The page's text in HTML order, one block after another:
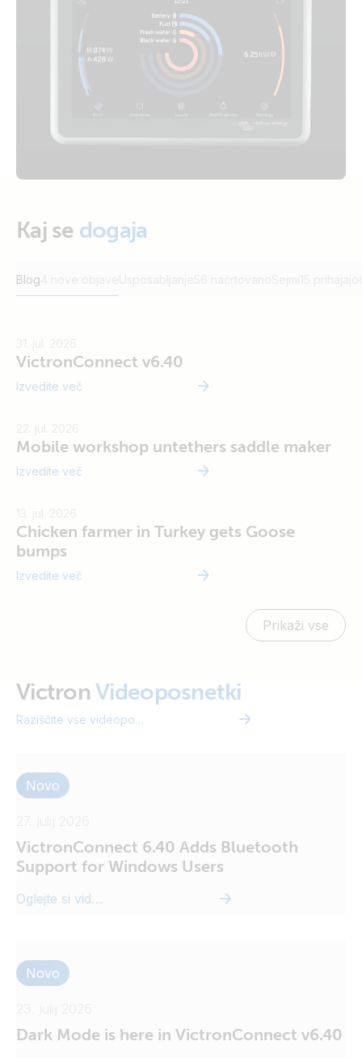
Kaj se dogaja
Blog
VictronConnect v6.40
Izvedite več
Mobile workshop untethers saddle maker
Izvedite več
Chicken farmer in Turkey gets Goose
bumps
Izvedite več
Prikaži vse
VictronVideoposnetki
Raziščite vse videoposnetke
Novo
VictronConnect 6.40 Adds Bluetooth
Support for Windows Users
Oglejte si video
Novo
Dark Mode is here in VictronConnect v6.40